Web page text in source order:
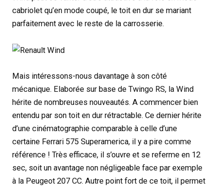
cabriolet qu’en mode coupé, le toit en dur se mariant
parfaitement avec le reste de la carrosserie.
Mais intéressons-nous davantage à son côté
mécanique. Elaborée sur base de Twingo RS, la Wind
hérite de nombreuses nouveautés. A commencer bien
entendu par son toit en dur rétractable. Ce dernier hérite
d’une cinématographie comparable à celle d’une
certaine Ferrari 575 Superamerica, il y a pire comme
référence ! Très efficace, il s’ouvre et se referme en 12
sec, soit un avantage non négligeable face par exemple
à la Peugeot 207 CC. Autre point fort de ce toit, il permet